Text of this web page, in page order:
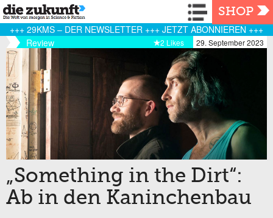
Navigation
SHOP
+++ 29KMS – DER NEWSLETTER +++ JETZT ABONNIEREN +++
Review
29. September 2023
2 Likes
„Something in the Dirt“:
Ab in den Kaninchenbau